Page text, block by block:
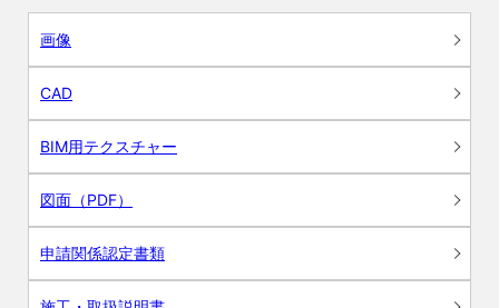
画像
CAD
BIM用テクスチャー
図面（PDF）
申請関係認定書類